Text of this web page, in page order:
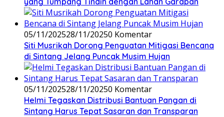
05/11/202528/11/20250 Komentar
Siti Musrikah Dorong Penguatan Mitigasi Bencana
di Sintang Jelang Puncak Musim Hujan
05/11/202528/11/20250 Komentar
Helmi Tegaskan Distribusi Bantuan Pangan di
Sintang Harus Tepat Sasaran dan Transparan